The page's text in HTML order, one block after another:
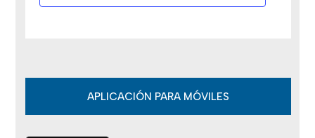
e
o
APLICACIÓN PARA MÓVILES